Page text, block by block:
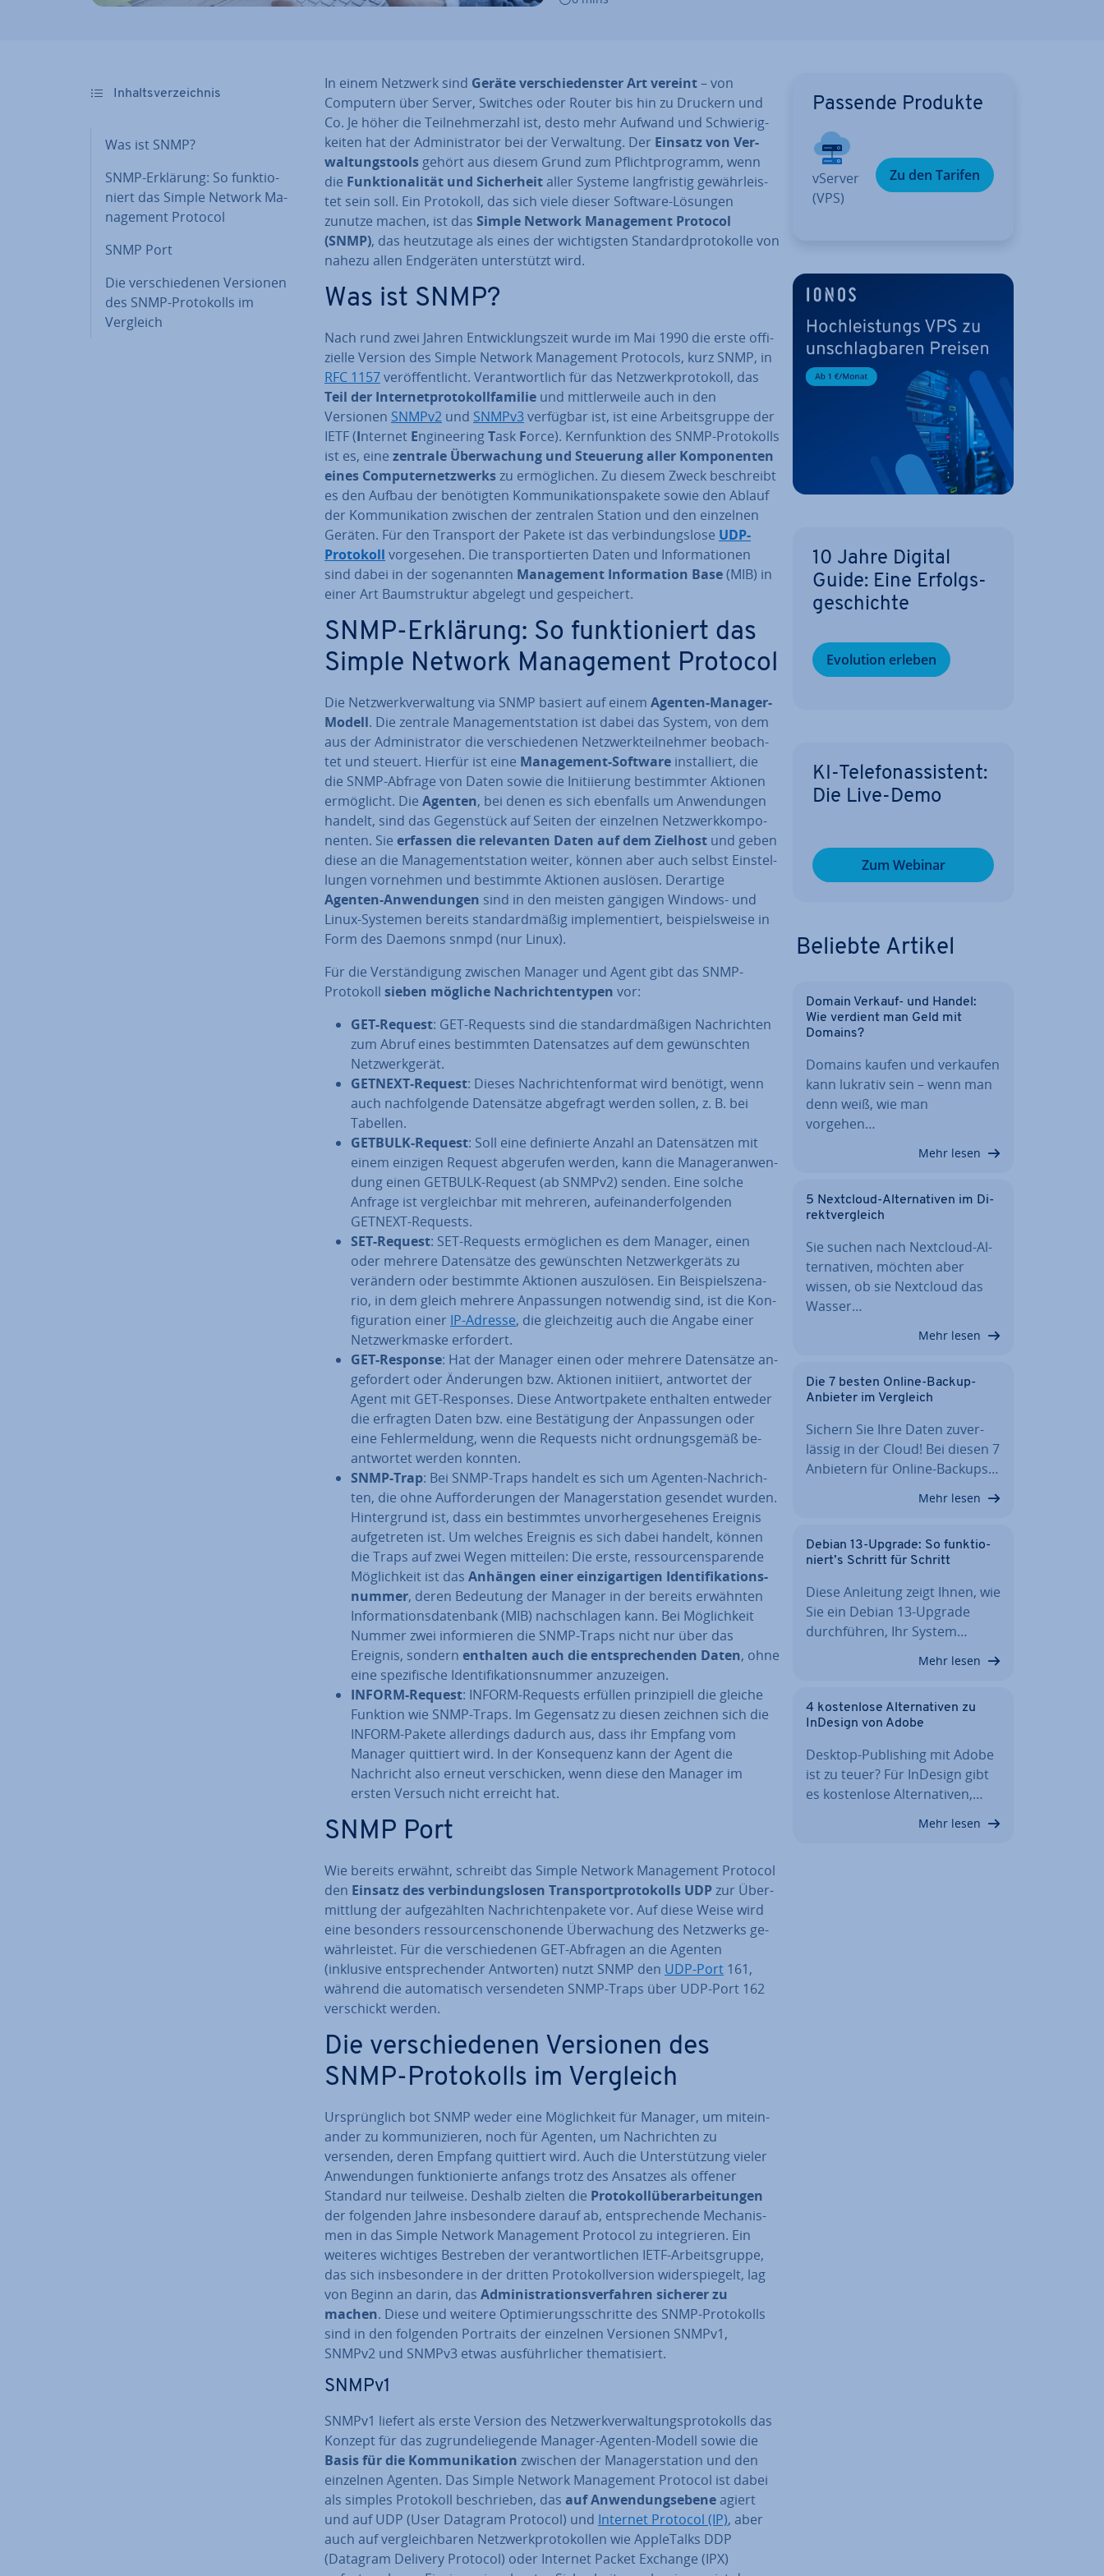
In­halts­ver­zeich­nis
Was ist SNMP?
SNMP-Erklärung: So funk­tio­
niert das Simple Network Ma­
nage­ment Protocol
SNMP Port
Die ver­schie­de­nen Versionen
des SNMP-Pro­to­kolls im
Vergleich
In einem Netzwerk sind Geräte ver­schie­dens­ter Art vereint– von
Computern über Server, Switches oder Router bis hin zu Druckern und
Co. Je höher die Teil­neh­mer­zahl ist, desto mehr Aufwand und Schwie­rig­
kei­ten hat der Ad­mi­nis­tra­tor bei der Ver­wal­tung. Der Einsatz von Ver­
wal­tungs­tools gehört aus diesem Grund zum Pflicht­pro­gramm, wenn
die Funk­tio­na­li­tät und Si­cher­heitaller Systeme lang­fris­tig ge­währ­leis­
tet sein soll. Ein Protokoll, das sich viele dieser Software-Lösungen
zunutze machen, ist das Simple Network Ma­nage­ment Protocol
(SNMP), das heut­zu­ta­ge als eines der wich­tigs­ten Stan­dard­pro­to­kol­le von
nahezu allen End­ge­rä­ten un­ter­stützt wird.
Was ist SNMP?
Nach rund zwei Jahren Ent­wick­lungs­zeit wurde im Mai 1990 die erste of­fi­
zi­el­le Version des Simple Network Ma­nage­ment Protocols, kurz SNMP, in
RFC 1157ver­öf­fent­licht. Ver­ant­wort­lich für das Netz­werk­pro­to­koll, das
Teil der In­ter­net­pro­to­koll­fa­mi­lie und mitt­ler­wei­le auch in den
Versionen SNMPv2 und SNMPv3verfügbar ist, ist eine Ar­beits­grup­pe der
IETF (Internet Engi­nee­ringTask Force). Kern­funk­ti­on des SNMP-Pro­to­kolls
ist es, eine zentrale Über­wa­chung und Steuerung aller Kom­po­nen­ten
eines Com­pu­ter­netz­werkszu er­mög­li­chen. Zu diesem Zweck be­schreibt
es den Aufbau der be­nö­tig­ten Kom­mu­ni­ka­ti­ons­pa­ke­te sowie den Ablauf
der Kom­mu­ni­ka­ti­on zwischen der zentralen Station und den einzelnen
Geräten. Für den Transport der Pakete ist das ver­bin­dungs­lo­se UDP-
Protokoll vor­ge­se­hen. Die trans­por­tier­ten Daten und In­for­ma­tio­nen
sind dabei in der so­ge­nann­ten Ma­nage­ment In­for­ma­ti­on Base(MIB) in
einer Art Baum­struk­tur abgelegt und ge­spei­chert.
SNMP-Erklärung: So funk­tio­niert das
Simple Network Ma­nage­ment Protocol
Die Netz­werk­ver­wal­tung via SNMP basiert auf einem Agenten-Manager-
Modell. Die zentrale Ma­nage­ment­sta­ti­on ist dabei das System, von dem
aus der Ad­mi­nis­tra­tor die ver­schie­de­nen Netz­werk­teil­neh­mer be­ob­ach­
tet und steuert. Hierfür ist eine Ma­nage­ment-Software in­stal­liert, die
die SNMP-Abfrage von Daten sowie die In­iti­ie­rung be­stimm­ter Aktionen
er­mög­licht. Die Agenten, bei denen es sich ebenfalls um An­wen­dun­gen
handelt, sind das Ge­gen­stück auf Seiten der einzelnen Netz­werk­kom­po­
nen­ten. Sie erfassen die re­le­van­ten Daten auf dem Zielhost und geben
diese an die Ma­nage­ment­sta­ti­on weiter, können aber auch selbst Ein­stel­
lun­gen vornehmen und bestimmte Aktionen auslösen. Derartige
Agenten-An­wen­dun­gen sind in den meisten gängigen Windows- und
Linux-Systemen bereits stan­dard­mä­ßig im­ple­men­tiert, bei­spiels­wei­se in
Form des Daemons snmpd (nur Linux).
Für die Ver­stän­di­gung zwischen Manager und Agent gibt das SNMP-
Protokoll sieben mögliche Nach­rich­ten­ty­pen vor:
GET-Request: GET-Requests sind die stan­dard­mä­ßi­gen Nach­rich­ten
zum Abruf eines be­stimm­ten Da­ten­sat­zes auf dem ge­wünsch­ten
Netz­werk­ge­rät.
GETNEXT-Request: Dieses Nach­rich­ten­for­mat wird benötigt, wenn
auch nach­fol­gen­de Da­ten­sät­ze abgefragt werden sollen, z. B. bei
Tabellen.
GETBULK-Request: Soll eine de­fi­nier­te Anzahl an Da­ten­sät­zen mit
einem einzigen Request abgerufen werden, kann die Ma­na­ger­an­wen­
dung einen GETBULK-Request (ab SNMPv2) senden. Eine solche
Anfrage ist ver­gleich­bar mit mehreren, auf­ein­an­der­fol­gen­den
GETNEXT-Requests.
SET-Request: SET-Requests er­mög­li­chen es dem Manager, einen
oder mehrere Da­ten­sät­ze des ge­wünsch­ten Netz­werk­ge­räts zu
verändern oder bestimmte Aktionen aus­zu­lö­sen. Ein Bei­spiel­sze­na­
rio, in dem gleich mehrere An­pas­sun­gen notwendig sind, ist die Kon­
fi­gu­ra­ti­on einer IP-Adresse, die gleich­zei­tig auch die Angabe einer
Netz­werk­mas­ke erfordert.
GET-Response: Hat der Manager einen oder mehrere Da­ten­sät­ze an­
ge­for­dert oder Än­de­run­gen bzw. Aktionen initiiert, antwortet der
Agent mit GET-Responses. Diese Ant­wort­pa­ke­te enthalten entweder
die erfragten Daten bzw. eine Be­stä­ti­gung der An­pas­sun­gen oder
eine Feh­ler­mel­dung, wenn die Requests nicht ord­nungs­ge­mäß be­
ant­wor­tet werden konnten.
SNMP-Trap: Bei SNMP-Traps handelt es sich um Agenten-Nach­rich­
ten, die ohne Auf­for­de­run­gen der Ma­na­ger­sta­ti­on gesendet wurden.
Hin­ter­grund ist, dass ein be­stimm­tes un­vor­her­ge­se­he­nes Ereignis
auf­ge­tre­ten ist. Um welches Ereignis es sich dabei handelt, können
die Traps auf zwei Wegen mitteilen: Die erste, res­sour­cen­spa­ren­de
Mög­lich­keit ist das Anhängen einer ein­zig­ar­ti­gen Iden­ti­fi­ka­ti­ons­
num­mer, deren Bedeutung der Manager in der bereits erwähnten
In­for­ma­ti­ons­da­ten­bank (MIB) nach­schla­gen kann. Bei Mög­lich­keit
Nummer zwei in­for­mie­ren die SNMP-Traps nicht nur über das
Ereignis, sondern enthalten auch die ent­spre­chen­den Daten, ohne
eine spe­zi­fi­sche Iden­ti­fi­ka­ti­ons­num­mer an­zu­zei­gen.
INFORM-Request: INFORM-Requests erfüllen prin­zi­pi­ell die gleiche
Funktion wie SNMP-Traps. Im Gegensatz zu diesen zeichnen sich die
INFORM-Pakete al­ler­dings dadurch aus, dass ihr Empfang vom
Manager quittiert wird. In der Kon­se­quenz kann der Agent die
Nachricht also erneut ver­schi­cken, wenn diese den Manager im
ersten Versuch nicht erreicht hat.
SNMP Port
Wie bereits erwähnt, schreibt das Simple Network Ma­nage­ment Protocol
den Einsatz des ver­bin­dungs­lo­sen Trans­port­pro­to­kolls UDPzur Über­
mitt­lung der auf­ge­zähl­ten Nach­rich­ten­pa­ke­te vor. Auf diese Weise wird
eine besonders res­sour­cen­scho­nen­de Über­wa­chung des Netzwerks ge­
währ­leis­tet. Für die ver­schie­de­nen GET-Abfragen an die Agenten
(inklusive ent­spre­chen­der Antworten) nutzt SNMP den UDP-Port 161,
während die au­to­ma­tisch ver­sen­de­ten SNMP-Traps über UDP-Port 162
ver­schickt werden.
Die ver­schie­de­nen Versionen des
SNMP-Pro­to­kolls im Vergleich
Ur­sprüng­lich bot SNMP weder eine Mög­lich­keit für Manager, um mit­ein­
an­der zu kom­mu­ni­zie­ren, noch für Agenten, um Nach­rich­ten zu
versenden, deren Empfang quittiert wird. Auch die Un­ter­stüt­zung vieler
An­wen­dun­gen funk­tio­nier­te anfangs trotz des Ansatzes als offener
Standard nur teilweise. Deshalb zielten die Pro­to­koll­über­ar­bei­tun­gen
der folgenden Jahre ins­be­son­de­re darauf ab, ent­spre­chen­de Me­cha­nis­
men in das Simple Network Ma­nage­ment Protocol zu in­te­grie­ren. Ein
weiteres wichtiges Bestreben der ver­ant­wort­li­chen IETF-Ar­beits­grup­pe,
das sich ins­be­son­de­re in der dritten Pro­to­koll­ver­si­on wi­der­spie­gelt, lag
von Beginn an darin, das Ad­mi­nis­tra­ti­ons­ver­fah­ren sicherer zu
machen. Diese und weitere Op­ti­mie­rungs­schrit­te des SNMP-Pro­to­kolls
sind in den folgenden Portraits der einzelnen Versionen SNMPv1,
SNMPv2 und SNMPv3 etwas aus­führ­li­cher the­ma­ti­siert.
SNMPv1
SNMPv1 liefert als erste Version des Netz­werk­ver­wal­tungs­pro­to­kolls das
Konzept für das zu­grun­de­lie­gen­de Manager-Agenten-Modell sowie die
Basis für die Kom­mu­ni­ka­ti­on zwischen der Ma­na­ger­sta­ti­on und den
einzelnen Agenten. Das Simple Network Ma­nage­ment Protocol ist dabei
als simples Protokoll be­schrie­ben, das auf An­wen­dungs­ebe­neagiert
und auf UDP (User Datagram Protocol) und Internet Protocol (IP), aber
auch auf ver­gleich­ba­ren Netz­werk­pro­to­kol­len wie App­le­Talks DDP
(Datagram Delivery Protocol) oder Internet Packet Exchange (IPX)
Passende Produkte
vServer
(VPS)
Zu den Tarifen
10 Jahre Digital
Guide: Eine Er­folgs­
ge­schich­te
Evolution erleben
KI-Te­le­fon­as­sis­tent:
Die Live-Demo
Zum Webinar
Beliebte Artikel
Domain Verkauf- und Handel:
Wie verdient man Geld mit
Domains?
Domains kaufen und verkaufen
kann lukrativ sein – wenn man
denn weiß, wie man
vorgehen…
Mehr lesen
5 Nextcloud-Al­ter­na­ti­ven im Di­
rekt­ver­gleich
Sie suchen nach Nextcloud-Al­
ter­na­ti­ven, möchten aber
wissen, ob sie Nextcloud das
Wasser…
Mehr lesen
Die 7 besten Online-Backup-
Anbieter im Vergleich
Sichern Sie Ihre Daten zu­ver­
läs­sig in der Cloud! Bei diesen 7
Anbietern für Online-Backups…
Mehr lesen
Debian 13-Upgrade: So funk­tio­
niert’s Schritt für Schritt
Diese Anleitung zeigt Ihnen, wie
Sie ein Debian 13-Upgrade
durch­füh­ren, Ihr System…
Mehr lesen
4 kos­ten­lo­se Al­ter­na­ti­ven zu
InDesign von Adobe
Desktop-Pu­bli­shing mit Adobe
ist zu teuer? Für InDesign gibt
es kos­ten­lo­se Al­ter­na­ti­ven,…
Mehr lesen